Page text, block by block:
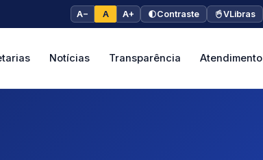
A− A A+ Contraste VLibras
Notícias Transparência Atendimento